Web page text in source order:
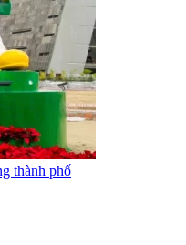
thành phố